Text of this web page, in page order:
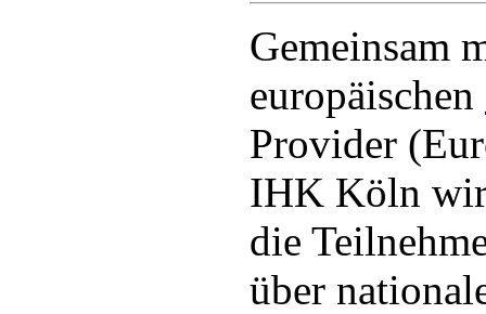
Gemeinsam
europäischen
Provider
IHK Köln
die
über